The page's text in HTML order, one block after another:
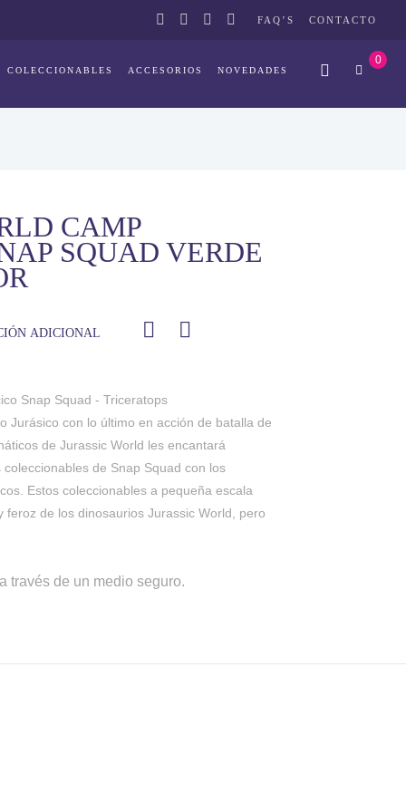
FAQ’S CONTACTO
COLECCIONABLES ACCESORIOS NOVEDADES
0
CAMP
SQUAD VERDE
ADICIONAL
Snap Squad - Triceratops
Jurásico con lo último en acción de batalla de
de Jurassic World les encantará
de Snap Squad con los
Estos coleccionables a pequeña escala
de los dinosaurios Jurassic World, pero
través de un medio seguro.